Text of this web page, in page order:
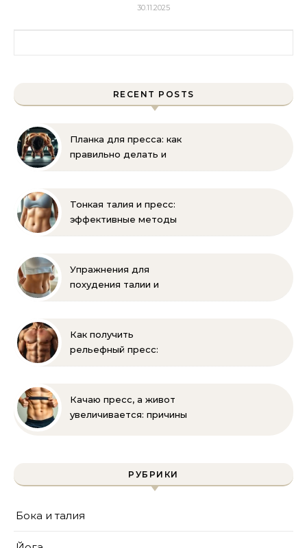
30.11.2025
RECENT POSTS
Планка для пресса: как
правильно делать и
Тонкая талия и пресс:
эффективные методы
Упражнения для
похудения талии и
Как получить
рельефный пресс:
Качаю пресс, а живот
увеличивается: причины
РУБРИКИ
Бока и талия